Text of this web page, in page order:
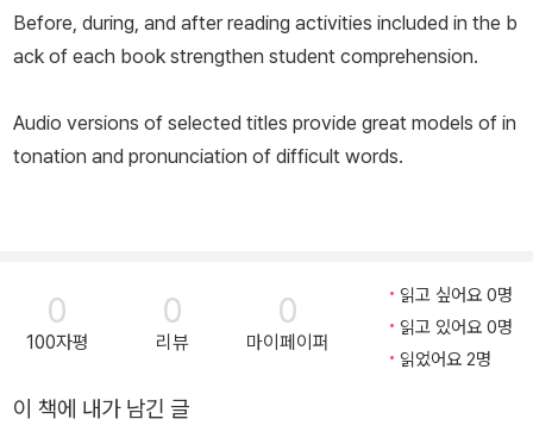
Before, during, and after reading activities included in the b
ack of each book strengthen student comprehension.
Audio versions of selected titles provide great models of in
tonation and pronunciation of difficult words.
0
100자평
0
리뷰
0
마이페이퍼
읽고 싶어요 0명
읽고 있어요 0명
읽었어요 2명
이 책에 내가 남긴 글